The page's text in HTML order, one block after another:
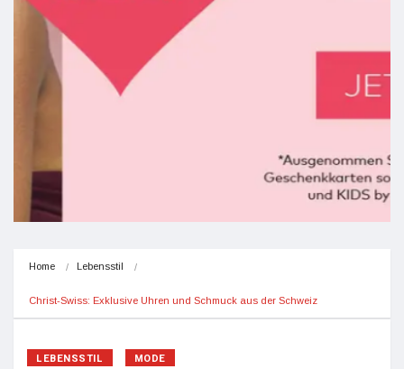
Home Lebensstil
Christ-Swiss: Exklusive Uhren und Schmuck aus der Schweiz
LEBENSSTIL MODE